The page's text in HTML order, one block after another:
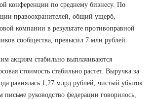
конференции по среднему бизнесу. По
правоохранителей, общий ущерб,
компании в результате противоправной
сообщества, превысил 7 млн рублей.
акциям стабильно выплачиваются
стоимость стабильно растет. Выручка за
равнялась 1,27 млрд рублей, чистый убыток
руководство федерации говорилось,